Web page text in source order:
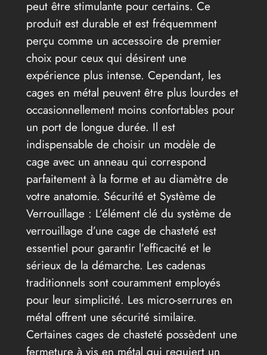
peut être stimulante pour certains. Ce
produit est durable et est fréquemment
perçu comme un accessoire de premier
choix pour ceux qui désirent une
expérience plus intense. Cependant, les
cages en métal peuvent être plus lourdes et
occasionnellement moins confortables pour
un port de longue durée. Il est
indispensable de choisir un modèle de
cage avec un anneau qui correspond
parfaitement à la forme et au diamètre de
votre anatomie. Sécurité et Système de
Verrouillage : L’élément clé du système de
verrouillage d’une cage de chasteté est
essentiel pour garantir l’efficacité et le
sérieux de la démarche. Les cadenas
traditionnels sont couramment employés
pour leur simplicité. Les micro-serrures en
métal offrent une sécurité similaire.
Certaines cages de chasteté possèdent une
fermeture à vis en métal qui requiert un